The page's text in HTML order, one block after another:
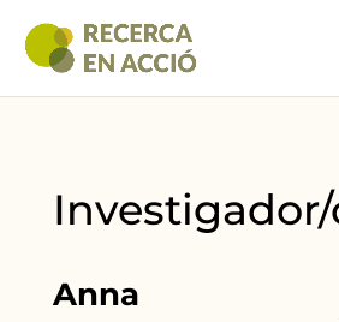
Investigador/
Anna